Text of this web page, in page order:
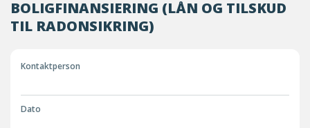
BOLIGFINANSIERING (LÅN OG TILSKUD
TIL RADONSIKRING)
Kontaktperson
Dato